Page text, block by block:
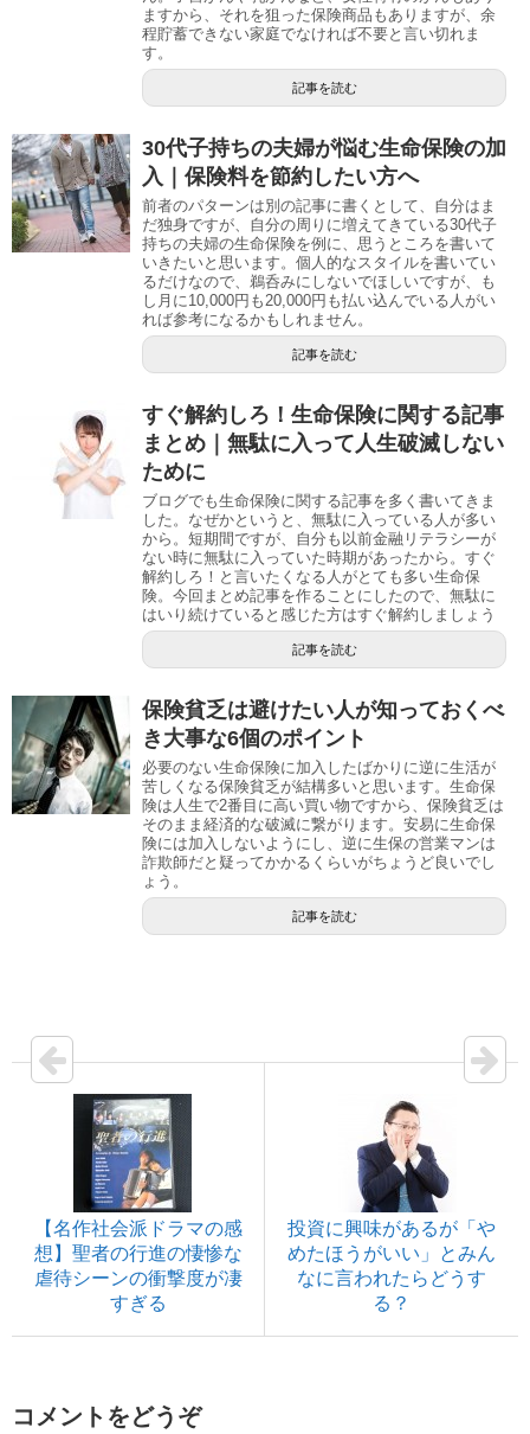
ますから、それを狙った保険商品もありますが、余
程貯蓄できない家庭でなければ不要と言い切れま
す。
記事を読む
30代子持ちの夫婦が悩む生命保険の加
入｜保険料を節約したい方へ
前者のパターンは別の記事に書くとして、自分はま
だ独身ですが、自分の周りに増えてきている30代子
持ちの夫婦の生命保険を例に、思うところを書いて
いきたいと思います。個人的なスタイルを書いてい
るだけなので、鵜呑みにしないでほしいですが、も
し月に10,000円も20,000円も払い込んでいる人がい
れば参考になるかもしれません。
記事を読む
すぐ解約しろ！生命保険に関する記事
まとめ｜無駄に入って人生破滅しない
ために
ブログでも生命保険に関する記事を多く書いてきま
した。なぜかというと、無駄に入っている人が多い
から。短期間ですが、自分も以前金融リテラシーが
ない時に無駄に入っていた時期があったから。すぐ
解約しろ！と言いたくなる人がとても多い生命保
険。今回まとめ記事を作ることにしたので、無駄に
はいり続けていると感じた方はすぐ解約しましょう
記事を読む
保険貧乏は避けたい人が知っておくべ
き大事な6個のポイント
必要のない生命保険に加入したばかりに逆に生活が
苦しくなる保険貧乏が結構多いと思います。生命保
険は人生で2番目に高い買い物ですから、保険貧乏は
そのまま経済的な破滅に繋がります。安易に生命保
険には加入しないようにし、逆に生保の営業マンは
詐欺師だと疑ってかかるくらいがちょうど良いでし
ょう。
記事を読む
【名作社会派ドラマの感
想】聖者の行進の悽惨な
虐待シーンの衝撃度が凄
すぎる
投資に興味があるが「や
めたほうがいい」とみん
なに言われたらどうす
る？
コメントをどうぞ